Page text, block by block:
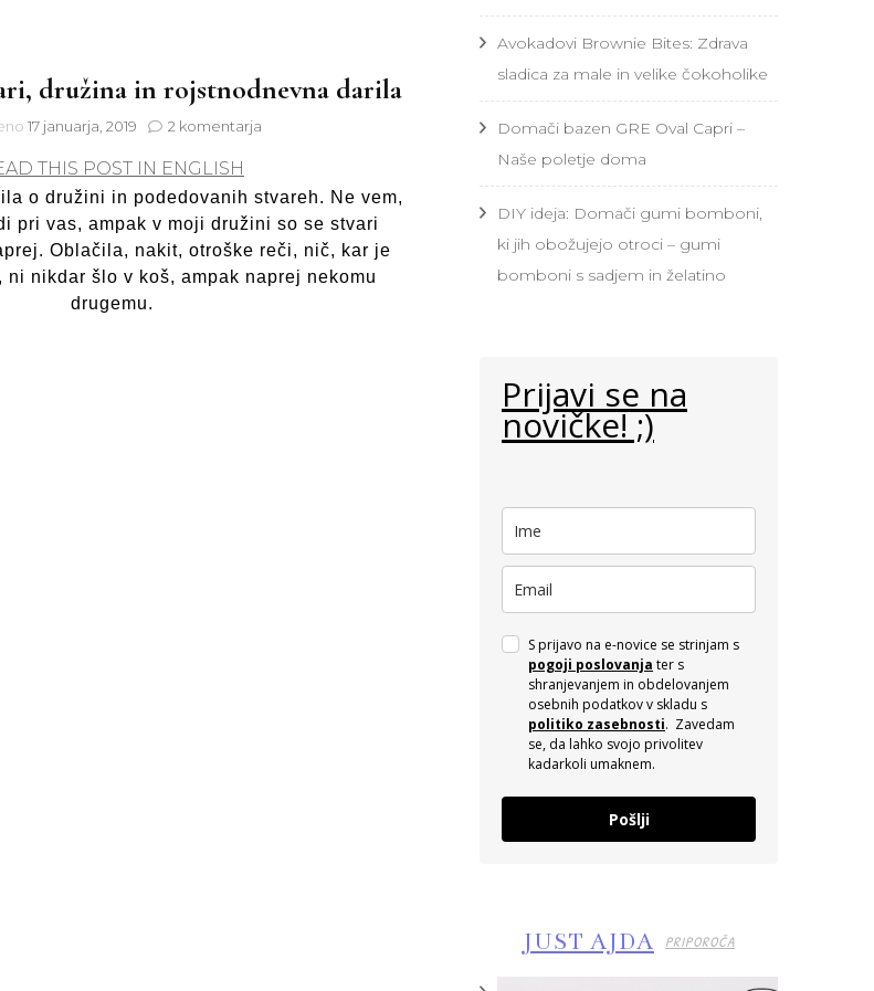
družina in rojstnodnevna darila
17 januarja, 2019 2 komentarja
družina
in
rojstnodnevna
darila
THIS POST IN ENGLISH
o družini in podedovanih stvareh. Ne vem,
pri vas, ampak v moji družini so se stvari
Oblačila, nakit, otroške reči, nič, kar je
ni nikdar šlo v koš, ampak naprej nekomu
drugemu.
Avokadovi Brownie Bites: Zdrava
sladica za male in velike čokoholike
Domači bazen GRE Oval Capri –
Naše poletje doma
DIY ideja: Domači gumi bomboni,
ki jih obožujejo otroci – gumi
bomboni s sadjem in želatino
Prijavi se na
novičke! ;)
S prijavo na e-novice se strinjam s
pogoji poslovanja ter s
shranjevanjem in obdelovanjem
osebnih podatkov v skladu s
politiko zasebnosti. Zavedam
se, da lahko svojo privolitev
kadarkoli umaknem.
Pošlji
JUST AJDA PRIPOROČA